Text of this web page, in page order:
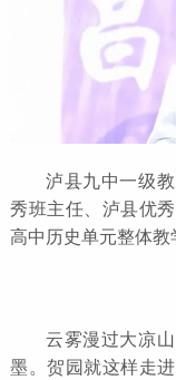
泸县九中一级
秀班主任、泸县优
高中历史单元整体教
云雾漫过大凉
墨。贺园就这样走